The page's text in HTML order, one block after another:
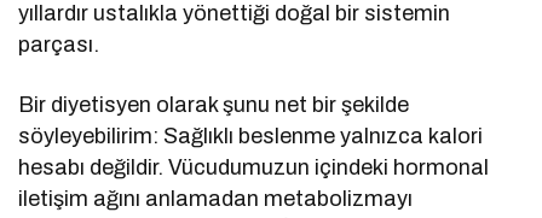
yıllardır ustalıkla yönettiği doğal bir sistemin
parçası.
Bir diyetisyen olarak şunu net bir şekilde
söyleyebilirim: Sağlıklı beslenme yalnızca kalori
hesabı değildir. Vücudumuzun içindeki hormonal
iletişim ağını anlamadan metabolizmayı